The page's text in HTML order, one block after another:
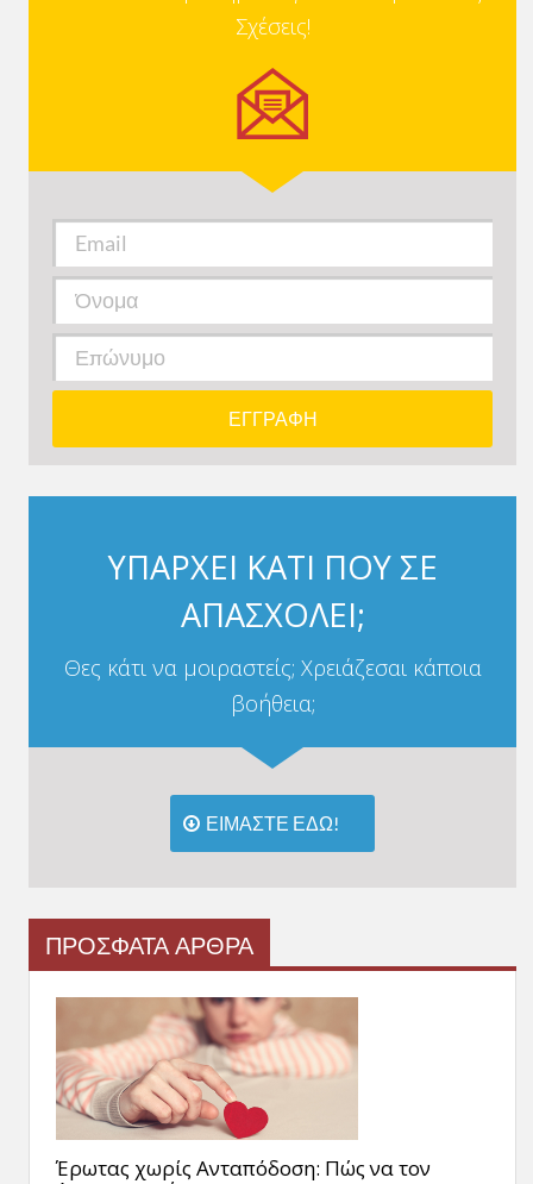
Σχέσεις!
ΥΠΑΡΧΕΙ ΚΑΤΙ ΠΟΥ ΣΕ
ΑΠΑΣΧΟΛΕΙ;
Θες κάτι να μοιραστείς; Χρειάζεσαι κάποια
βοήθεια;
ΕΙΜΑΣΤΕ ΕΔΩ!
ΠΡΟΣΦΑΤΑ ΑΡΘΡΑ
Έρωτας χωρίς Ανταπόδοση: Πώς να τον